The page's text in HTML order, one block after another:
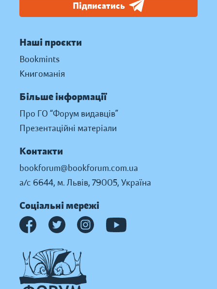
Підписатись
Наші проєкти
Bookmints
Книгоманія
Більше інформації
Про ГО “Форум видавців”
Презентаційні матеріали
Контакти
bookforum@bookforum.com.ua
а/с 6644, м. Львів, 79005, Україна
Соціальні мережі